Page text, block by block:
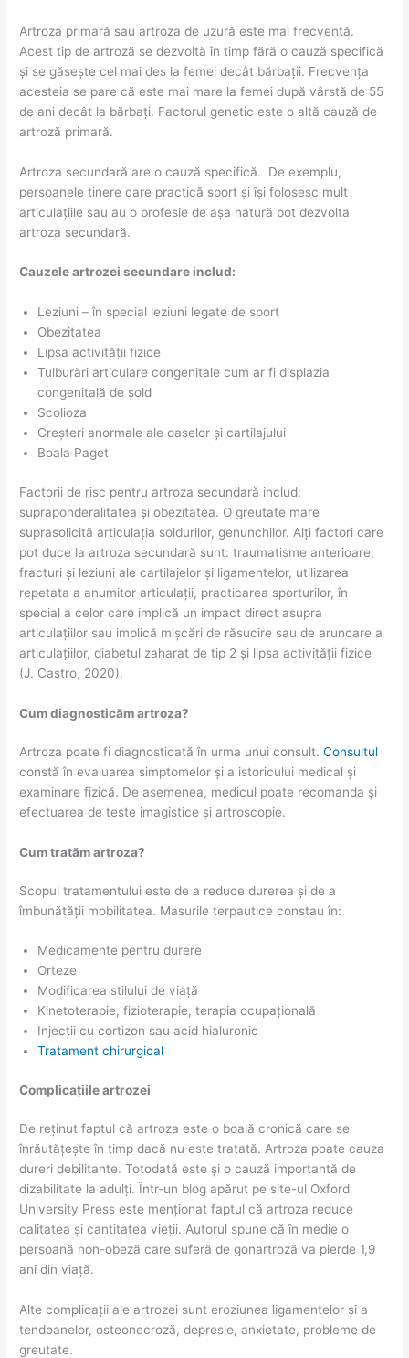
Artroza primară sau artroza de uzură este mai frecventă.
Acest tip de artroză se dezvoltă în timp fără o cauză specifică
și se găsește cel mai des la femei decât bărbații. Frecvența
acesteia se pare că este mai mare la femei după vârstă de 55
de ani decât la bărbați. Factorul genetic este o altă cauză de
artroză primară.
Artroza secundară are o cauză specifică. De exemplu,
persoanele tinere care practică sport și își folosesc mult
articulațiile sau au o profesie de așa natură pot dezvolta
artroza secundară.
Cauzele artrozei secundare includ:
Leziuni – în special leziuni legate de sport
Obezitatea
Lipsa activității fizice
Tulburări articulare congenitale cum ar fi displazia
congenitală de șold
Scolioza
Creșteri anormale ale oaselor și cartilajului
Boala Paget
Factorii de risc pentru artroza secundară includ:
supraponderalitatea și obezitatea. O greutate mare
suprasolicită articulația soldurilor, genunchilor. Alți factori care
pot duce la artroza secundară sunt: traumatisme anterioare,
fracturi și leziuni ale cartilajelor și ligamentelor, utilizarea
repetata a anumitor articulații, practicarea sporturilor, în
special a celor care implică un impact direct asupra
articulațiilor sau implică mișcări de răsucire sau de aruncare a
articulațiilor, diabetul zaharat de tip 2 și lipsa activității fizice
(J. Castro, 2020).
Cum diagnosticăm artroza?
Artroza poate fi diagnosticată în urma unui consult.Consultul
constă în evaluarea simptomelor și a istoricului medical și
examinare fizică. De asemenea, medicul poate recomanda și
efectuarea de teste imagistice și artroscopie.
Cum tratăm artroza?
Scopul tratamentului este de a reduce durerea și de a
îmbunătății mobilitatea. Masurile terpautice constau în:
Medicamente pentru durere
Orteze
Modificarea stilului de viață
Kinetoterapie, fizioterapie, terapia ocupațională
Injecții cu cortizon sau acid hialuronic
Tratament chirurgical
Complicațiile artrozei
De reținut faptul că artroza este o boală cronică care se
înrăutățește în timp dacă nu este tratată. Artroza poate cauza
dureri debilitante. Totodată este și o cauză importantă de
dizabilitate la adulți. Într-un blog apărut pe site-ul Oxford
University Press este menționat faptul că artroza reduce
calitatea și cantitatea vieții. Autorul spune că în medie o
persoană non-obeză care suferă de gonartroză va pierde 1,9
ani din viață.
Alte complicații ale artrozei sunt eroziunea ligamentelor și a
tendoanelor, osteonecroză, depresie, anxietate, probleme de
greutate.